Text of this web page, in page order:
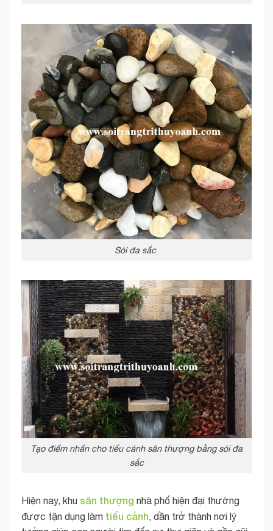
Sỏi đa sắc
Tạo điểm nhấn cho tiểu cảnh sân thượng bằng sỏi đa
sắc
Hiện nay, khu sân thượng nhà phố hiện đại thường
được tận dụng làm tiểu cảnh, dần trở thành nơi lý